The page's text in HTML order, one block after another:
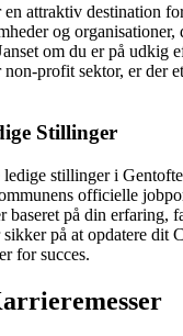
attraktiv destination
og organisationer,
om du er på udkig
profit sektor, er der
Stillinger
ledige stillinger i
officielle
baseret på din erfaring,
på at opdatere dit
for succes.